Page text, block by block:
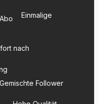
Einmalige
Gemischte Follower